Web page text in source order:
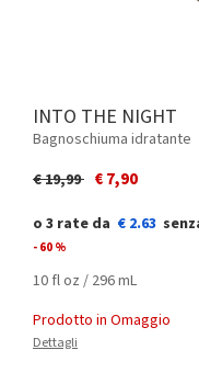
INTO THE NIGHT
Bagnoschiuma idratante
Price reduced from
€ 19,99to€ 7,90
€ 2.63
- 60 %
10 fl oz / 296 mL
Prodotto in Omaggio
Dettagli